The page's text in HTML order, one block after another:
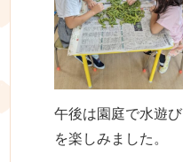
午後は園庭で水遊び
を楽しみました。